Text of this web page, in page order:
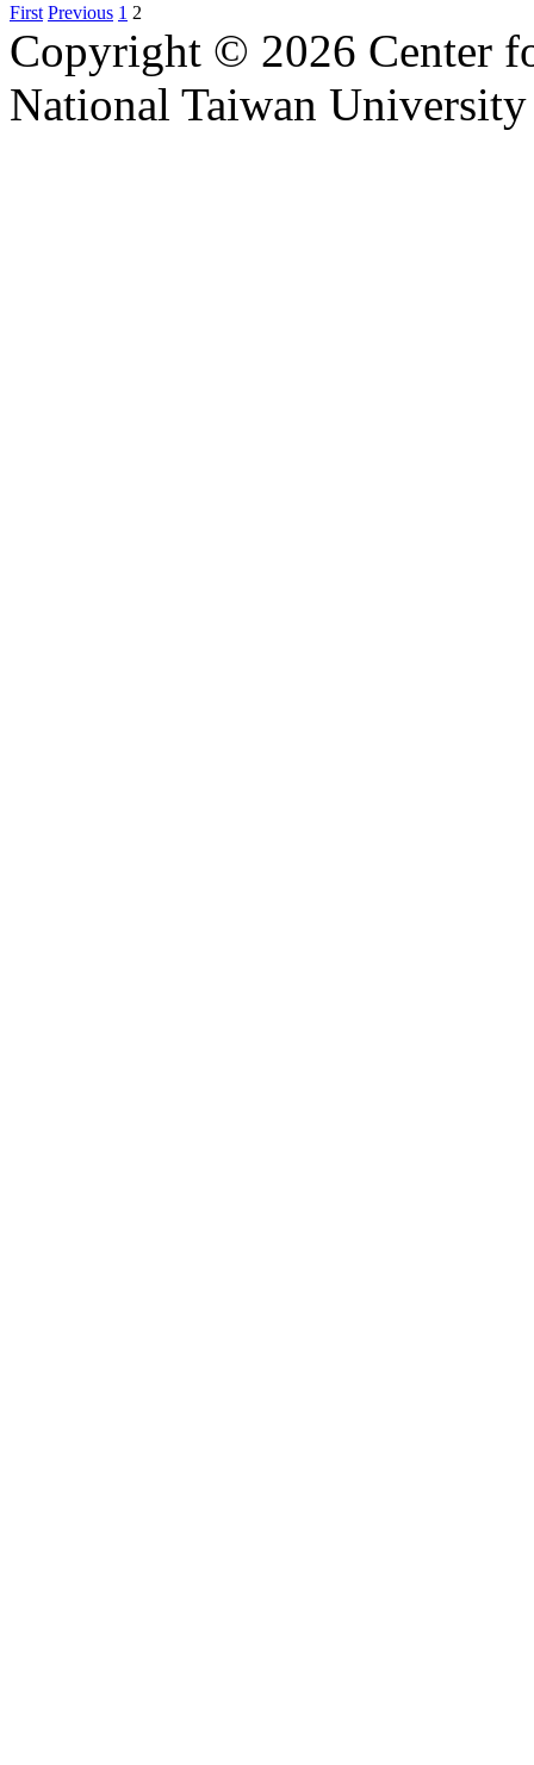
First Previous 1 2
Copyright © 2026 Center
National Taiwan University